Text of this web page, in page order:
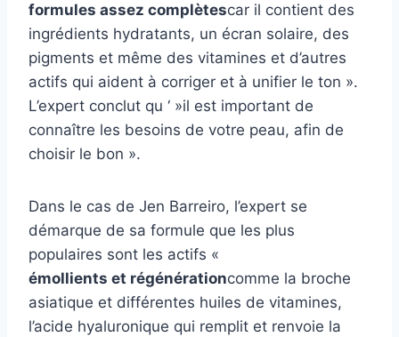
formules assez complètescar il contient des
ingrédients hydratants, un écran solaire, des
pigments et même des vitamines et d’autres
actifs qui aident à corriger et à unifier le ton ».
L’expert conclut qu ‘ »il est important de
connaître les besoins de votre peau, afin de
choisir le bon ».
Dans le cas de Jen Barreiro, l’expert se
démarque de sa formule que les plus
populaires sont les actifs «
émollients et régénérationcomme la broche
asiatique et différentes huiles de vitamines,
l’acide hyaluronique qui remplit et renvoie la